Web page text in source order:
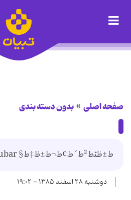
صفحه اصلی بدون دسته بندی
ط±ظٹط²ط´ ط¢ط¬ط±ظ‡ط§ renderMenubar(); ...
دوشنبه ۲۸ اسفند ۱۳۸۵ - ۱۹:۰۲